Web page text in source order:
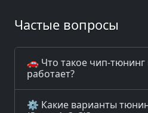
Частые вопросы
🚗 Что такое чип-тюнинг
работает?
⚙️ Какие варианты